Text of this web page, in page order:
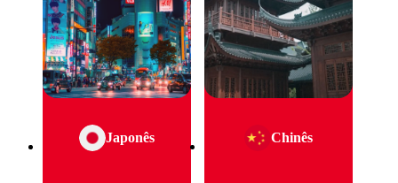
Japonês Chinês